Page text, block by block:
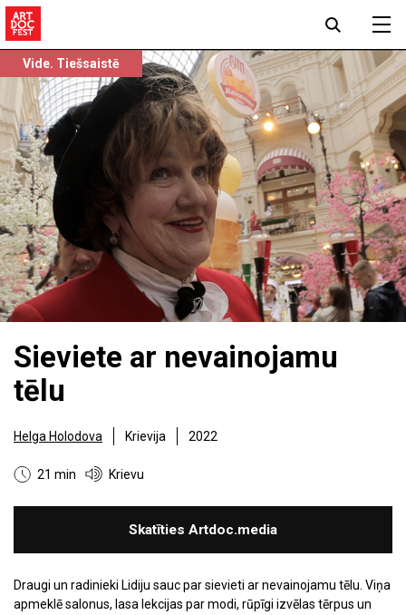
Vide. Tiešsaistē
Sieviete ar nevainojamu
tēlu
Helga Holodova Krievija 2022
21 min Krievu
Skatīties Artdoc.media
Draugi un radinieki Lidiju sauc par sievieti ar nevainojamu tēlu. Viņa
apmeklē salonus, lasa lekcijas par modi, rūpīgi izvēlas tērpus un